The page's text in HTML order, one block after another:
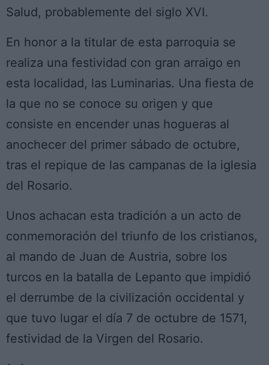
Salud, probablemente del siglo XVI.
En honor a la titular de esta parroquia se
realiza una festividad con gran arraigo en
esta localidad, las Luminarias. Una fiesta de
la que no se conoce su origen y que
consiste en encender unas hogueras al
anochecer del primer sábado de octubre,
tras el repique de las campanas de la iglesia
del Rosario.
Unos achacan esta tradición a un acto de
conmemoración del triunfo de los cristianos,
al mando de Juan de Austria, sobre los
turcos en la batalla de Lepanto que impidió
el derrumbe de la civilización occidental y
que tuvo lugar el día 7 de octubre de 1571,
festividad de la Virgen del Rosario.